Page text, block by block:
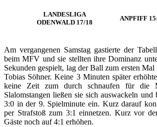
LANDESLIGA
ODENWALD 17/18
ANPFIFF
Am vergangenen Samstag gastierte der
beim MFV und sie stellten ihre Dominanz
Sekunden gespielt, lag der Ball zum ersten
Tobias Söhner. Keine 3 Minuten später
keine Zeit zum durch schnaufen für die
Slalomstangen ließen sie sich auswackeln und
3:0 in der 9. Spielminute ein. Kurz darauf
per Strafstoß zum 3:1 einnetzen. Kurz vor
Gäste noch auf 4:1 erhöhen.